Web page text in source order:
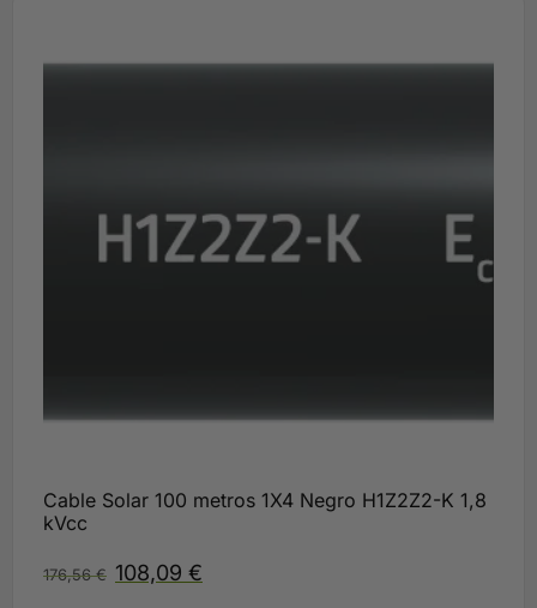
Cable Solar 100 metros 1X4 Negro H1Z2Z2-K 1,8
kVcc
176,56€ 108,09 €